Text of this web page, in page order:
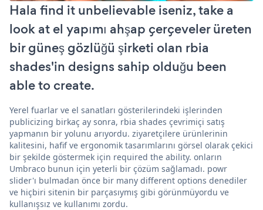
Hala find it unbelievable iseniz, take a
look at el yapımı ahşap çerçeveler üreten
bir güneş gözlüğü şirketi olan rbia
shades'in designs sahip olduğu been
able to create.
Yerel fuarlar ve el sanatları gösterilerindeki işlerinden
publicizing birkaç ay sonra, rbia shades çevrimiçi satış
yapmanın bir yolunu arıyordu. ziyaretçilere ürünlerinin
kalitesini, hafif ve ergonomik tasarımlarını görsel olarak çekici
bir şekilde göstermek için required the ability. onların
Umbraco bunun için yeterli bir çözüm sağlamadı. powr
slider'ı bulmadan önce bir many different options denediler
ve hiçbiri sitenin bir parçasıymış gibi görünmüyordu ve
kullanışsız ve kullanımı zordu.